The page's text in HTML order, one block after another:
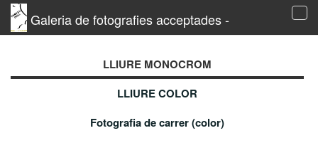
Galeria de fotografies acceptades -
LLIURE MONOCROM
LLIURE COLOR
Fotografia de carrer (color)